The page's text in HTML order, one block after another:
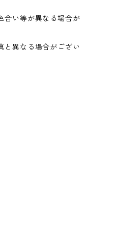
合い等が異なる場合が
と異なる場合がござい